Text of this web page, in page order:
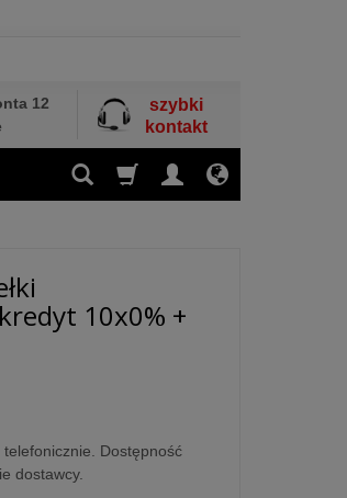
12
szybki
kontakt
10x0% +
Dostępność
dostawcy.